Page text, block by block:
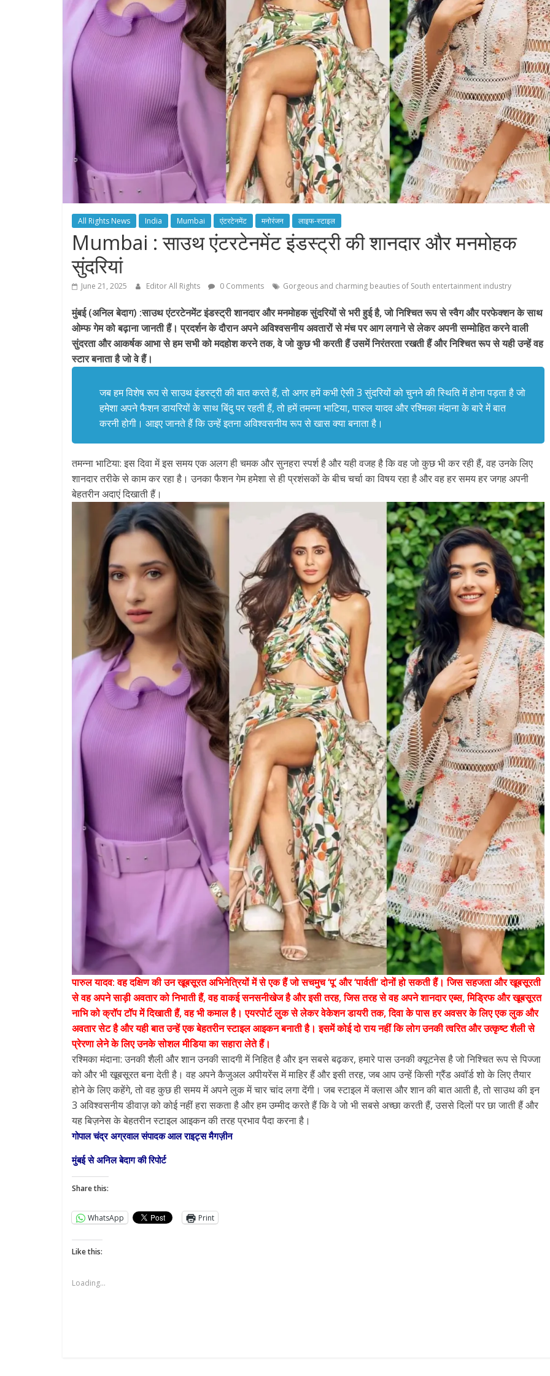
All Rights News India Mumbai एंटरटेनमेंट मनोरंजन लाइफ-स्टाइल
Mumbai : साउथ एंटरटेनमेंट इंडस्ट्री की शानदार और मनमोहक
सुंदरियां
June 21, 2025 Editor All Rights 0 Comments Gorgeous and charming beauties of South entertainment industry
मुंबई (अनिल बेदाग) :साउथ एंटरटेनमेंट इंडस्ट्री शानदार और मनमोहक सुंदरियों से भरी हुई है, जो निश्चित रूप से स्वैग और परफेक्शन के साथ
ओम्फ गेम को बढ़ाना जानती हैं। प्रदर्शन के दौरान अपने अविश्वसनीय अवतारों से मंच पर आग लगाने से लेकर अपनी सम्मोहित करने वाली
सुंदरता और आकर्षक आभा से हम सभी को मदहोश करने तक, वे जो कुछ भी करती हैं उसमें निरंतरता रखती हैं और निश्चित रूप से यही उन्हें वह
स्टार बनाता है जो वे हैं।
जब हम विशेष रूप से साउथ इंडस्ट्री की बात करते हैं, तो अगर हमें कभी ऐसी 3 सुंदरियों को चुनने की स्थिति में होना पड़ता है जो
हमेशा अपने फैशन डायरियों के साथ बिंदु पर रहती हैं, तो हमें तमन्ना भाटिया, पारुल यादव और रश्मिका मंदाना के बारे में बात
करनी होगी। आइए जानते हैं कि उन्हें इतना अविश्वसनीय रूप से खास क्या बनाता है।
तमन्ना भाटिया: इस दिवा में इस समय एक अलग ही चमक और सुनहरा स्पर्श है और यही वजह है कि वह जो कुछ भी कर रही हैं, वह उनके लिए
शानदार तरीके से काम कर रहा है। उनका फैशन गेम हमेशा से ही प्रशंसकों के बीच चर्चा का विषय रहा है और वह हर समय हर जगह अपनी
बेहतरीन अदाएं दिखाती हैं।
पारुल यादव: वह दक्षिण की उन खूबसूरत अभिनेत्रियों में से एक हैं जो सचमुच ‘पू’ और ‘पार्वती’ दोनों हो सकती हैं। जिस सहजता और खूबसूरती
से वह अपने साड़ी अवतार को निभाती हैं, वह वाकई सनसनीखेज है और इसी तरह, जिस तरह से वह अपने शानदार एब्स, मिड्रिफ और खूबसूरत
नाभि को क्रॉप टॉप में दिखाती हैं, वह भी कमाल है। एयरपोर्ट लुक से लेकर वेकेशन डायरी तक, दिवा के पास हर अवसर के लिए एक लुक और
अवतार सेट है और यही बात उन्हें एक बेहतरीन स्टाइल आइकन बनाती है। इसमें कोई दो राय नहीं कि लोग उनकी त्वरित और उत्कृष्ट शैली से
प्रेरणा लेने के लिए उनके सोशल मीडिया का सहारा लेते हैं।
रश्मिका मंदाना: उनकी शैली और शान उनकी सादगी में निहित है और इन सबसे बढ़कर, हमारे पास उनकी क्यूटनेस है जो निश्चित रूप से पिज्जा
को और भी खूबसूरत बना देती है। वह अपने कैजुअल अपीयरेंस में माहिर हैं और इसी तरह, जब आप उन्हें किसी ग्रैंड अवॉर्ड शो के लिए तैयार
होने के लिए कहेंगे, तो वह कुछ ही समय में अपने लुक में चार चांद लगा देंगी। जब स्टाइल में क्लास और शान की बात आती है, तो साउथ की इन
3 अविश्वसनीय डीवाज़ को कोई नहीं हरा सकता है और हम उम्मीद करते हैं कि वे जो भी सबसे अच्छा करती हैं, उससे दिलों पर छा जाती हैं और
यह बिज़नेस के बेहतरीन स्टाइल आइकन की तरह प्रभाव पैदा करना है।
गोपाल चंद्र अग्रवाल संपादक आल राइट्स मैगज़ीन
मुंबई से अनिल बेदाग की रिपोर्ट
Share this:
WhatsApp Print
Like this:
Loading...
All Rights News Bareilly
Uttar
Pradesh
राजनीति हॉट राजनीतिक
समाजवादी पार्टी ने किया महंगाई के
खिलाफ प्रदर्शन
August 4, 2021 Editor All Rights